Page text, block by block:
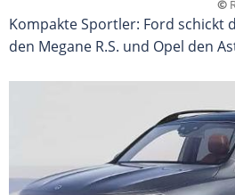
©
Kompakte Sportler: Ford schickt
den Megane R.S. und Opel den